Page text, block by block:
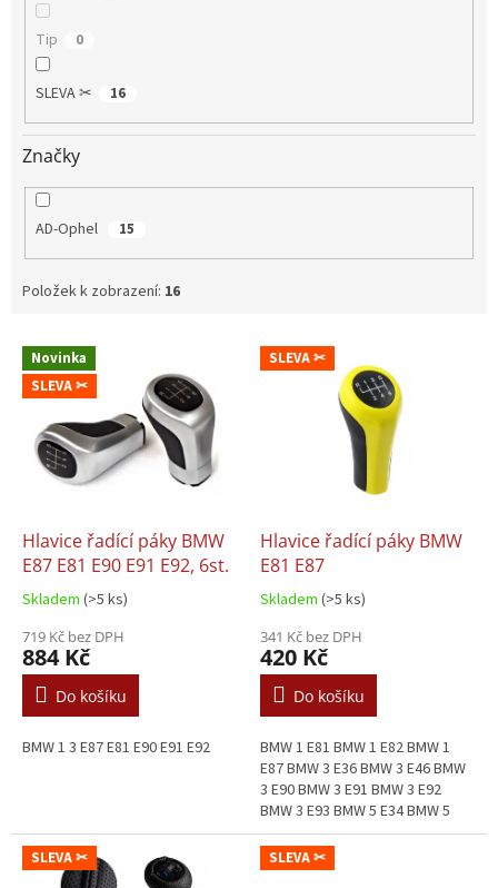
Tip 0
SLEVA ✂ 16
Značky
AD-Ophel 15
Položek k zobrazení: 16
V
p
ů
Novinka
SLEVA ✂
Hlavice řadící páky BMW
E87 E81 E90 E91 E92, 6st.
Skladem (>5 ks)
719 Kč bez DPH
884 Kč
Do košíku
BMW 1 3 E87 E81 E90 E91 E92
SLEVA ✂
Hlavice řadící páky BMW
E81 E87
Skladem (>5 ks)
341 Kč bez DPH
420 Kč
Do košíku
BMW 1 E81 BMW 1 E82 BMW 1
E87 BMW 3 E36 BMW 3 E46 BMW
3 E90 BMW 3 E91 BMW 3 E92
BMW 3 E93 BMW 5 E34 BMW 5
E39 BMW 5 E60 BMW 5 E61 BMW
6 E63 BMW 6 E64 BMW X1 E84
BMW X3 E83 BMW...
SLEVA ✂ SLEVA ✂